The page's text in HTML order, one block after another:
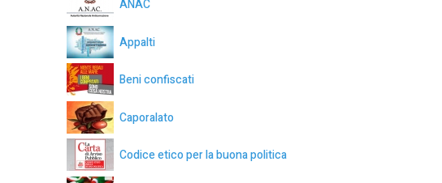
ANAC
Appalti
Beni confiscati
Caporalato
Codice etico per la buona politica